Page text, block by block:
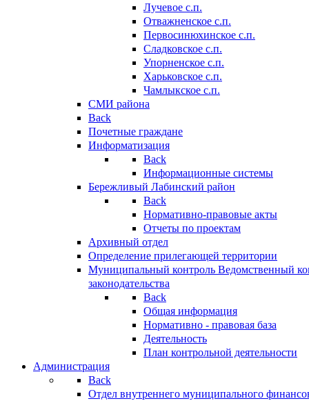
Лучевое с.п.
Отважненское с.п.
Первосинюхинское с.п.
Сладковское с.п.
Упорненское с.п.
Харьковское с.п.
Чамлыкское с.п.
СМИ района
Back
Почетные граждане
Информатизация
Back
Информационные системы
Бережливый Лабинский район
Back
Нормативно-правовые акты
Отчеты по проектам
Архивный отдел
Определение прилегающей территории
Муниципальный контроль Ведомственный
законодательства
Back
Общая информация
Нормативно - правовая база
Деятельность
План контрольной деятельности
Администрация
Back
Отдел внутреннего муниципального